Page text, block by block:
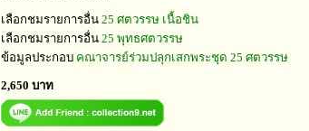
เลือกชมรายการอื่น 25 ศตวรรษ เนื้อชิน
เลือกชมรายการอื่น 25 พุทธศตวรรษ
ข้อมูลประกอบ คณาจารย์ร่วมปลุกเสกพระชุด 25 ศตวรรษ
2,650 บาท